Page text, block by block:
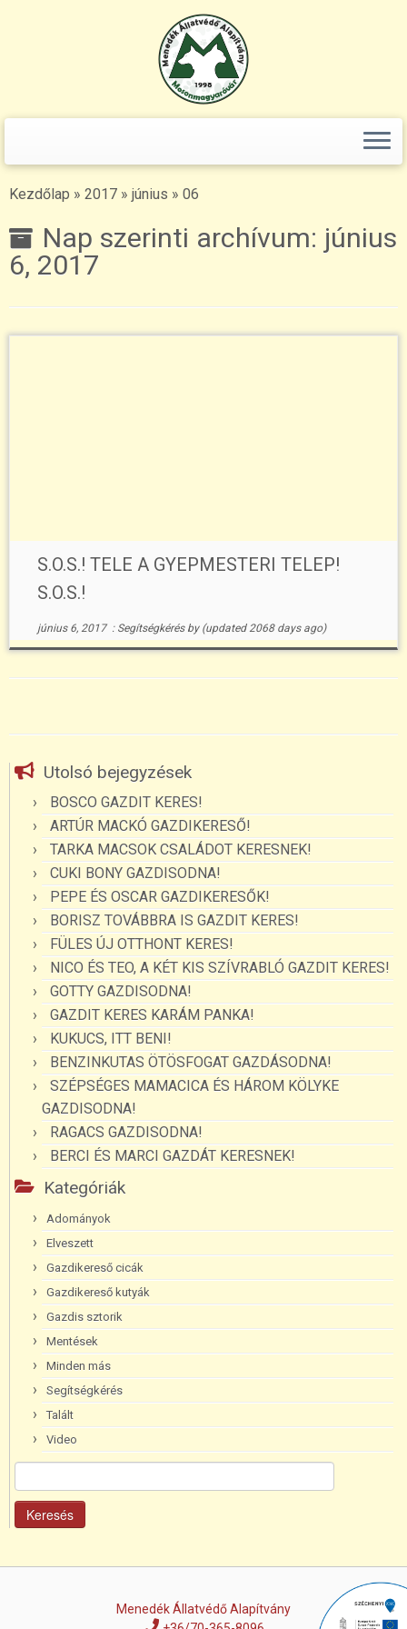
to
Kezdőlap » 2017 » június » 06
Nap szerinti archívum: június
6, 2017
S.O.S.! TELE A GYEPMESTERI TELEP!
S.O.S.!
június 6, 2017: Segítségkérés by (updated 2068 days ago)
Utolsó bejegyzések
BOSCO GAZDIT KERES!
ARTÚR MACKÓ GAZDIKERESŐ!
TARKA MACSOK CSALÁDOT KERESNEK!
CUKI BONY GAZDISODNA!
PEPE ÉS OSCAR GAZDIKERESŐK!
BORISZ TOVÁBBRA IS GAZDIT KERES!
FÜLES ÚJ OTTHONT KERES!
NICO ÉS TEO, A KÉT KIS SZÍVRABLÓ GAZDIT KERES!
GOTTY GAZDISODNA!
GAZDIT KERES KARÁM PANKA!
KUKUCS, ITT BENI!
BENZINKUTAS ÖTÖSFOGAT GAZDÁSODNA!
SZÉPSÉGES MAMACICA ÉS HÁROM KÖLYKE
GAZDISODNA!
RAGACS GAZDISODNA!
BERCI ÉS MARCI GAZDÁT KERESNEK!
Kategóriák
Adományok
Elveszett
Gazdikereső cicák
Gazdikereső kutyák
Gazdis sztorik
Mentések
Minden más
Segítségkérés
Talált
Video
Menedék Állatvédő Alapítvány